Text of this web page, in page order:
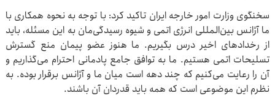
سخنگوی وزارت امور خارجه ایران تاکید کرد: با توجه به نحوه همکاری با
ما آژانس بین‌‎المللی انرژی اتمی و شیوه رسیدگی‌مان به این مسئله، باید
از رخدادهای اخیر درس بگیریم. ما هنوز عضو پیمان منع گسترش
تسلیحات اتمی هستیم. ما به توافق جامع پادمانی احترام می‌گذاریم و
آن را رعایت می‌کنیم که چند دهه است میان ما و آژانس برقرار بوده. به
نظرم این موضوعی است که همه باید قدردان آن باشند.